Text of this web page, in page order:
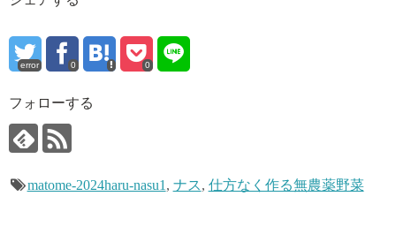
error 0 0
フォローする
matome-2024haru-nasu1 , ナス, 仕方なく作る無農薬野菜